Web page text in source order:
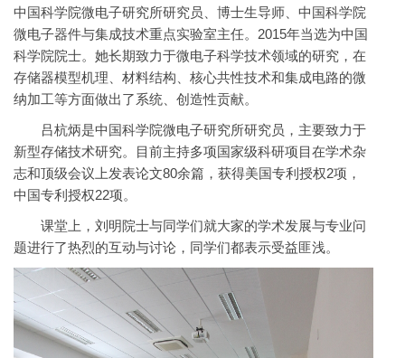
中国科学院微电子研究所研究员、博士生导师、中国科学院
微电子器件与集成技术重点实验室主任。2015年当选为中国
科学院院士。她长期致力于微电子科学技术领域的研究，在
存储器模型机理、材料结构、核心共性技术和集成电路的微
纳加工等方面做出了系统、创造性贡献。
吕杭炳是中国科学院微电子研究所研究员，主要致力于
新型存储技术研究。目前主持多项国家级科研项目在学术杂
志和顶级会议上发表论文80余篇，获得美国专利授权2项，
中国专利授权22项。
课堂上，刘明院士与同学们就大家的学术发展与专业问
题进行了热烈的互动与讨论，同学们都表示受益匪浅。